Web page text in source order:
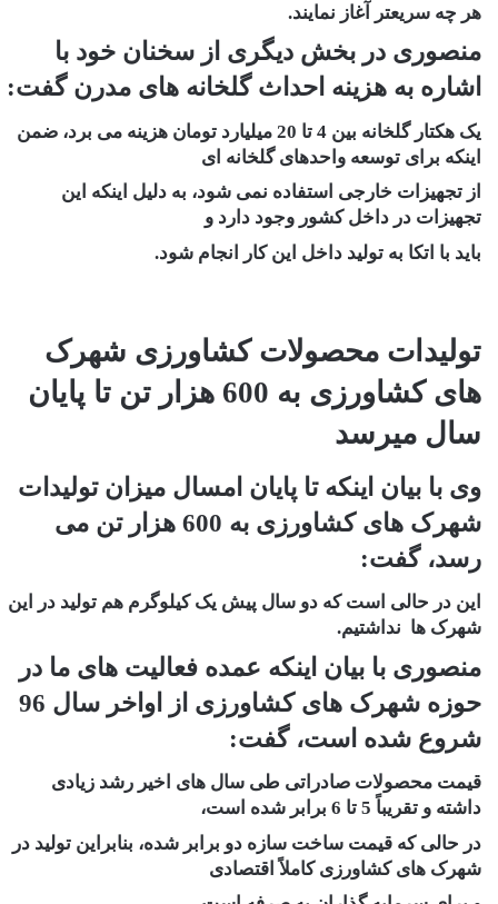
هر چه سریعتر آغاز نمایند.
منصوری در بخش دیگری از سخنان خود با
اشاره به هزینه احداث گلخانه های مدرن گفت:
یک هکتار گلخانه بین 4 تا 20 میلیارد تومان هزینه می برد، ضمن
اینکه برای توسعه واحدهای گلخانه ای
از تجهیزات خارجی استفاده نمی شود، به دلیل اینکه این
تجهیزات در داخل کشور وجود دارد و
باید با اتکا به تولید داخل این کار انجام شود.
تولیدات محصولات کشاورزی شهرک
های کشاورزی به 600 هزار تن تا پایان
سال میرسد
وی با بیان اینکه تا پایان امسال میزان تولیدات
شهرک های کشاورزی به 600 هزار تن می
رسد، گفت:
این در حالی است که دو سال پیش یک کیلوگرم هم تولید در این
شهرک ها نداشتیم.
منصوری با بیان اینکه عمده فعالیت های ما در
حوزه شهرک های کشاورزی از اواخر سال 96
شروع شده است، گفت:
قیمت محصولات صادراتی طی سال های اخیر رشد زیادی
داشته و تقریباً 5 تا 6 برابر شده است،
در حالی که قیمت ساخت سازه دو برابر شده، بنابراین تولید در
شهرک های کشاورزی کاملاً اقتصادی